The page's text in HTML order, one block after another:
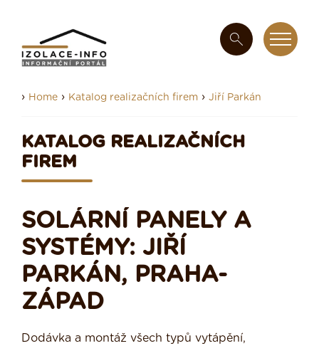
› Home › Katalog realizačních firem › Jiří Parkán
KATALOG REALIZAČNÍCH
FIREM
SOLÁRNÍ PANELY A
SYSTÉMY: JIŘÍ
PARKÁN, PRAHA-
ZÁPAD
Dodávka a montáž všech typů vytápění,